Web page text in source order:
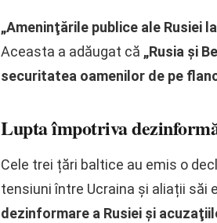
„Ameninţările publice ale
Aceasta a adăugat că „Rusia şi
securitatea oamenilor de pe
Lupta împotriva
Cele trei țări baltice au emis o
tensiuni între Ucraina și aliații săi
dezinformare a Rusiei şi